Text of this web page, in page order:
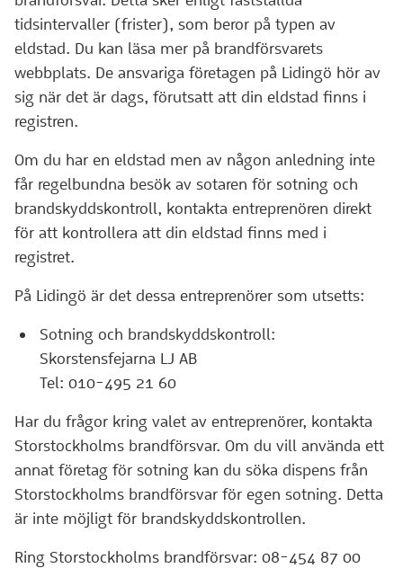
tidsintervaller (frister), som beror på typen av
eldstad. Du kan läsa mer på brandförsvarets
webbplats. De ansvariga företagen på Lidingö hör av
sig när det är dags, förutsatt att din eldstad finns i
registren.
Om du har en eldstad men av någon anledning inte
får regelbundna besök av sotaren för sotning och
brandskyddskontroll, kontakta entreprenören direkt
för att kontrollera att din eldstad finns med i
registret.
På Lidingö är det dessa entreprenörer som utsetts:
Sotning och brandskyddskontroll:
Skorstensfejarna LJ AB
Tel: 010-495 21 60
Har du frågor kring valet av entreprenörer, kontakta
Storstockholms brandförsvar. Om du vill använda ett
annat företag för sotning kan du söka dispens från
Storstockholms brandförsvar för egen sotning. Detta
är inte möjligt för brandskyddskontrollen.
Ring Storstockholms brandförsvar: 08-454 87 00